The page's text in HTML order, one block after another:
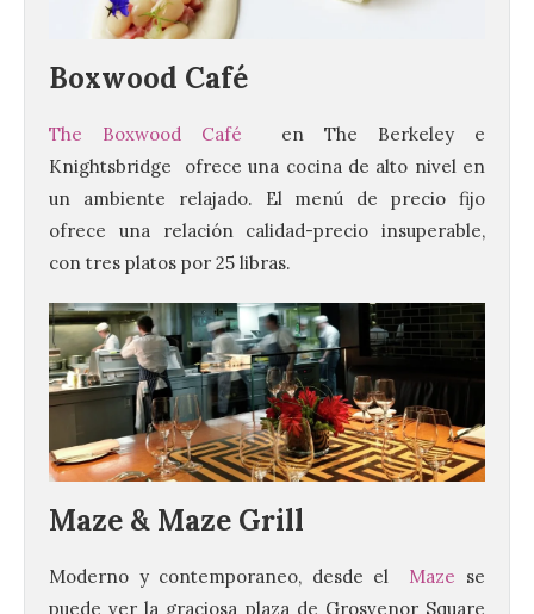
Boxwood Café
The Boxwood Café en The Berkeley e
Knightsbridge ofrece una cocina de alto nivel en
un ambiente relajado. El menú de precio fijo
ofrece una relación calidad-precio insuperable,
con tres platos por 25 libras.
Maze & Maze Grill
Moderno y contemporaneo, desde el Maze se
puede ver la graciosa plaza de Grosvenor Square